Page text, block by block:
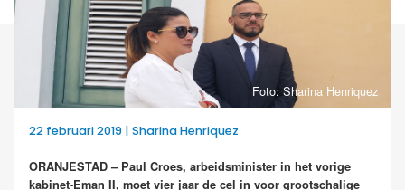
Foto: Sharina Henriquez
22 februari 2019 | Sharina Henriquez
ORANJESTAD – Paul Croes, arbeidsminister in het vorige
kabinet-Eman II, moet vier jaar de cel in voor grootschalige